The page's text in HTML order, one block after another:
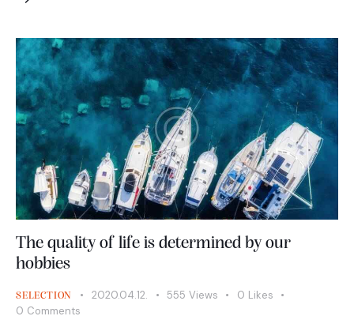
The quality of life is determined by our
hobbies
SELECTION 2020.04.12. 555 Views 0 Likes
0 Comments